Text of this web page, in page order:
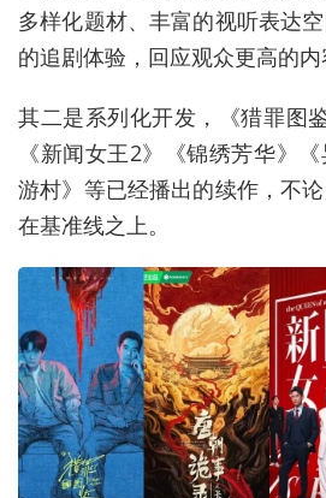
多样化题材、丰富的视听表达
的追剧体验，回应观众更高的内
其二是系列化开发，《猎罪图
《新闻女王2》《锦绣芳华》
游村》等已经播出的续作，不
在基准线之上。